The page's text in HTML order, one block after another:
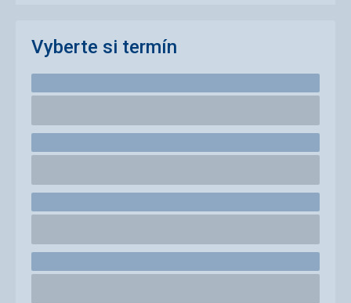
Vyberte si termín